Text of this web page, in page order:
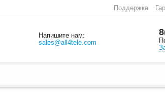
Поддержка
Напишите нам:
sales@all4tele.com